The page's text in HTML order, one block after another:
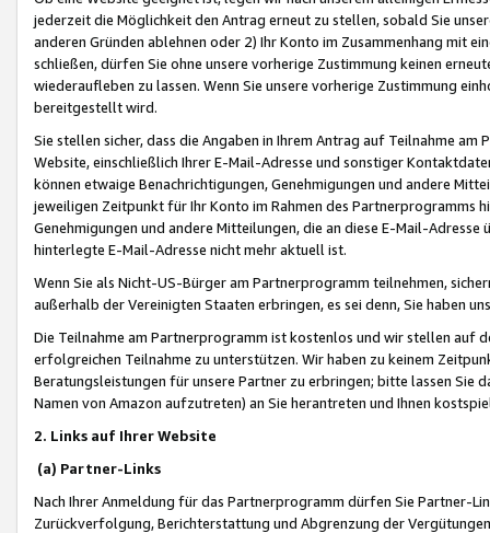
jederzeit die Möglichkeit den Antrag erneut zu stellen, sobald Sie
anderen Gründen ablehnen oder 2) Ihr Konto im Zusammenhang mit
schließen, dürfen Sie ohne unsere vorherige Zustimmung keinen
wiederaufleben zu lassen. Wenn Sie unsere vorherige Zustimmung
bereitgestellt wird.
Sie stellen sicher, dass die Angaben in Ihrem Antrag auf Teilnahme
Website, einschließlich Ihrer E-Mail-Adresse und sonstiger
können etwaige Benachrichtigungen, Genehmigungen und andere
jeweiligen Zeitpunkt für Ihr Konto im Rahmen des Partnerprogramms
Genehmigungen und andere Mitteilungen, die an diese E-Mail-
hinterlegte E-Mail-Adresse nicht mehr aktuell ist.
Wenn Sie als Nicht-US-Bürger am Partnerprogramm teilnehmen,
außerhalb der Vereinigten Staaten erbringen, es sei denn, Sie haben
Die Teilnahme am Partnerprogramm ist kostenlos und wir stellen auf
erfolgreichen Teilnahme zu unterstützen. Wir haben zu keinem
Beratungsleistungen für unsere Partner zu erbringen; bitte lassen Sie
Namen von Amazon aufzutreten) an Sie herantreten und Ihnen
2. Links auf Ihrer Website
(a) Partner-Links
Nach Ihrer Anmeldung für das Partnerprogramm dürfen Sie Partner-
Zurückverfolgung, Berichterstattung und Abgrenzung der